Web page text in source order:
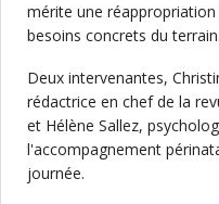
mérite une
besoins concrets du terrain.
Deux intervenantes,
rédactrice en chef de la
et Hélène Sallez,
l'accompagnement
journée.